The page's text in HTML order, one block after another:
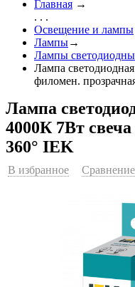
Главная →
. . .
Освещение и лампы
Лампы→
Лампы
Лампа
филомен.
Лампа
4000К 7Вт
360° IEK
В избранное Сравнение